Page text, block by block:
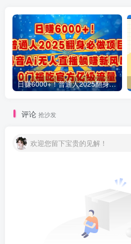
日赚6000+！普通人2025翻身必做项目，抖音Ai无人直播躺赚新风口，0门槛吃官方亿级流量
评论 抢沙发
欢迎您留下宝贵的见解！